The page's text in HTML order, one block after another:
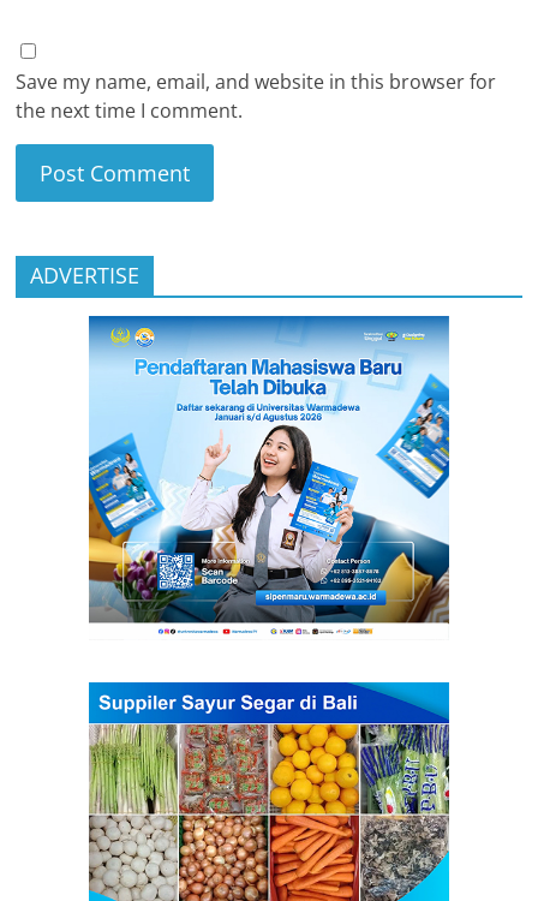
Save my name, email, and website in this browser for
the next time I comment.
ADVERTISE